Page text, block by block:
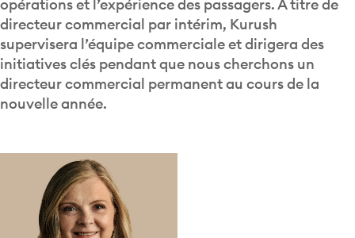
opérations et l’expérience des passagers. À titre de
directeur commercial par intérim, Kurush
supervisera l’équipe commerciale et dirigera des
initiatives clés pendant que nous cherchons un
directeur commercial permanent au cours de la
nouvelle année.